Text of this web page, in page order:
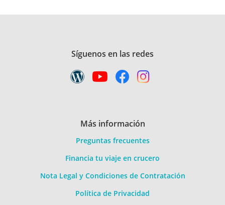
Síguenos en las redes
Más información
Preguntas frecuentes
Financia tu viaje en crucero
Nota Legal y Condiciones de Contratación
Política de Privacidad